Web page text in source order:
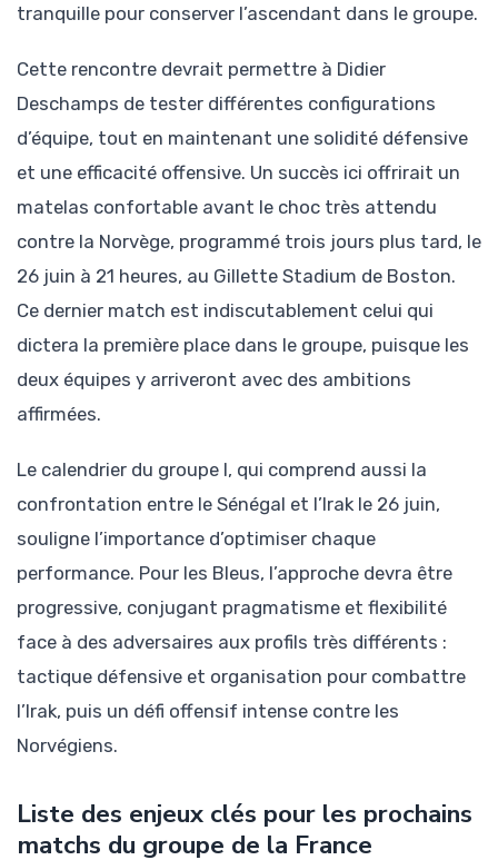
tranquille pour conserver l’ascendant dans le groupe.
Cette rencontre devrait permettre à Didier
Deschamps de tester différentes configurations
d’équipe, tout en maintenant une solidité défensive
et une efficacité offensive. Un succès ici offrirait un
matelas confortable avant le choc très attendu
contre la Norvège, programmé trois jours plus tard, le
26 juin à 21 heures, au Gillette Stadium de Boston.
Ce dernier match est indiscutablement celui qui
dictera la première place dans le groupe, puisque les
deux équipes y arriveront avec des ambitions
affirmées.
Le calendrier du groupe I, qui comprend aussi la
confrontation entre le Sénégal et l’Irak le 26 juin,
souligne l’importance d’optimiser chaque
performance. Pour les Bleus, l’approche devra être
progressive, conjugant pragmatisme et flexibilité
face à des adversaires aux profils très différents :
tactique défensive et organisation pour combattre
l’Irak, puis un défi offensif intense contre les
Norvégiens.
Liste des enjeux clés pour les prochains
matchs du groupe de la France